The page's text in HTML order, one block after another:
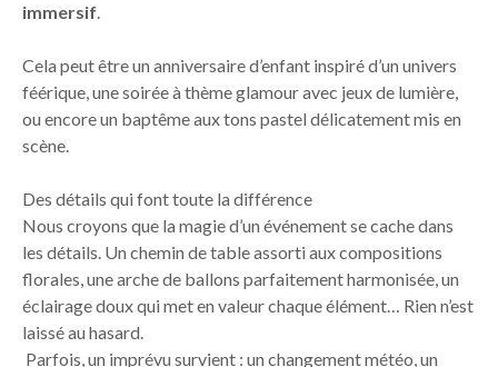
immersif.
Cela peut être un anniversaire d’enfant inspiré d’un univers
féérique, une soirée à thème glamour avec jeux de lumière,
ou encore un baptême aux tons pastel délicatement mis en
scène.
Des détails qui font toute la différence
Nous croyons que la magie d’un événement se cache dans
les détails. Un chemin de table assorti aux compositions
florales, une arche de ballons parfaitement harmonisée, un
éclairage doux qui met en valeur chaque élément… Rien n’est
laissé au hasard.
Parfois, un imprévu survient : un changement météo, un